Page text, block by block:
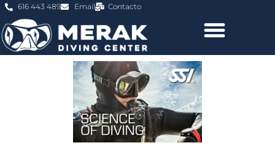
616 443 489 Email Contacto